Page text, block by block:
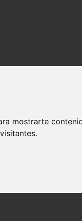
mostrarte